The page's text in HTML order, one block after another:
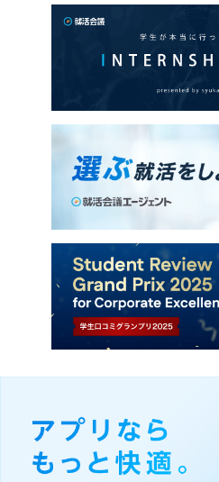
株式会社竹中工務店
株式会社キーエンス
株式会社みずほ銀行
日揮ホールディングス株式会社
清水建設株式会社
ＢＩＰＲＯＧＹ株式会社